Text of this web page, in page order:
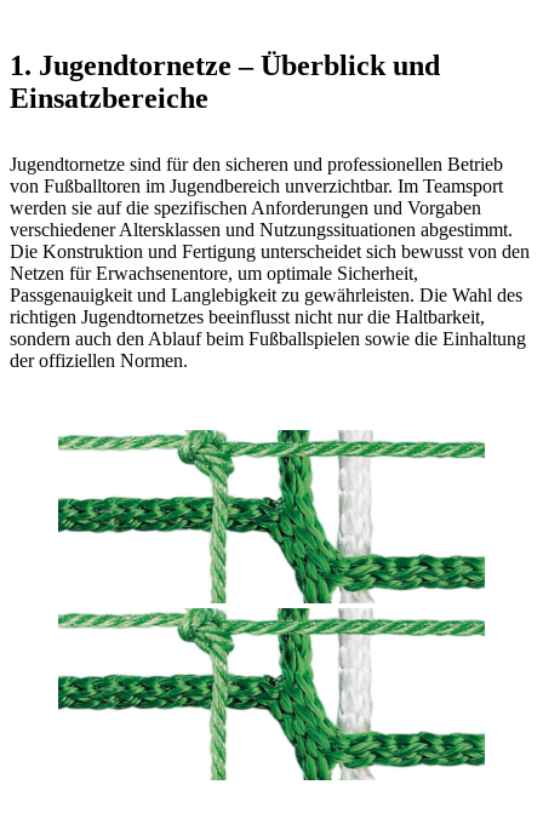
1. Jugendtornetze – Überblick und
Einsatzbereiche
Jugendtornetze sind für den sicheren und professionellen Betrieb
von Fußballtoren im Jugendbereich unverzichtbar. Im Teamsport
werden sie auf die spezifischen Anforderungen und Vorgaben
verschiedener Altersklassen und Nutzungssituationen abgestimmt.
Die Konstruktion und Fertigung unterscheidet sich bewusst von den
Netzen für Erwachsenentore, um optimale Sicherheit,
Passgenauigkeit und Langlebigkeit zu gewährleisten. Die Wahl des
richtigen Jugendtornetzes beeinflusst nicht nur die Haltbarkeit,
sondern auch den Ablauf beim Fußballspielen sowie die Einhaltung
der offiziellen Normen.